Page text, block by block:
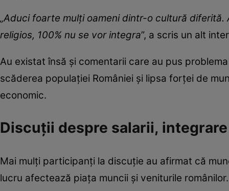
„Aduci foarte mulți oameni dintr-o cultură
religios, 100% nu se vor integra”, a scris un alt
Au existat însă și comentarii care au pus
scăderea populației României și lipsa forței de
economic.
Discuții despre salarii,
Mai mulți participanți la discuție au afirmat că
lucru afectează piața muncii și veniturile românilor.